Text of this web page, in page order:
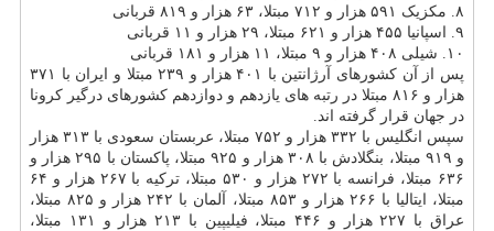
۸. مکزیک ۵۹۱ هزار و ۷۱۲ مبتلا، ۶۳ هزار و ۸۱۹ قربانی
۹. اسپانیا ۴۵۵ هزار و ۶۲۱ مبتلا، ۲۹ هزار و ۱۱ قربانی
۱۰. شیلی ۴۰۸ هزار و ۹ مبتلا، ۱۱ هزار و ۱۸۱ قربانی
پس از آن کشورهای آرژانتین با ۴۰۱ هزار و ۲۳۹ مبتلا و ایران با ۳۷۱
هزار و ۸۱۶ مبتلا در رتبه های یازدهم و دوازدهم کشورهای درگیر کرونا
در جهان قرار گرفته اند.
سپس انگلیس با ۳۳۲ هزار و ۷۵۲ مبتلا، عربستان سعودی با ۳۱۳ هزار
و ۹۱۹ مبتلا، بنگلادش با ۳۰۸ هزار و ۹۲۵ مبتلا، پاکستان با ۲۹۵ هزار و
۶۳۶ مبتلا، فرانسه با ۲۷۲ هزار و ۵۳۰ مبتلا، ترکیه با ۲۶۷ هزار و ۶۴
مبتلا، ایتالیا با ۲۶۶ هزار و ۸۵۳ مبتلا، آلمان با ۲۴۲ هزار و ۸۲۵ مبتلا،
عراق با ۲۲۷ هزار و ۴۴۶ مبتلا، فیلیپین با ۲۱۳ هزار و ۱۳۱ مبتلا،